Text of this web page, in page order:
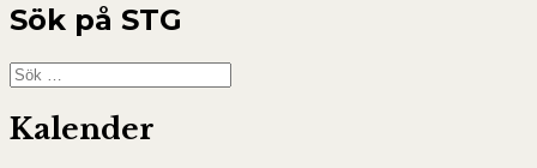
Sök på STG
Sök
efter:
Kalender